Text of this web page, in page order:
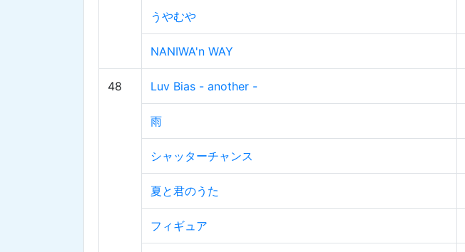
うやむや
NANIWA'n WAY
48 Luv Bias - another -
雨
シャッターチャンス
夏と君のうた
フィギュア